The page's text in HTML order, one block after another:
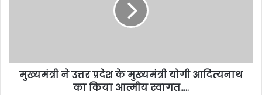
मुख्यमंत्री ने उत्तर प्रदेश के मुख्यमंत्री योगी आदित्यनाथ
का किया आत्मीय स्वागत…..